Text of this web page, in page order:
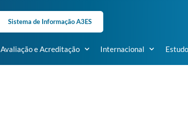
Sistema de Informação A3ES
Avaliação e Acreditação Internacional